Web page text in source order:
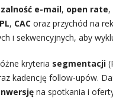
e-mail, open rate,
, CAC oraz przychód na
i sekwencyjnych, aby
kryteria segmentacji
kadencję follow-upów.
na spotkania i